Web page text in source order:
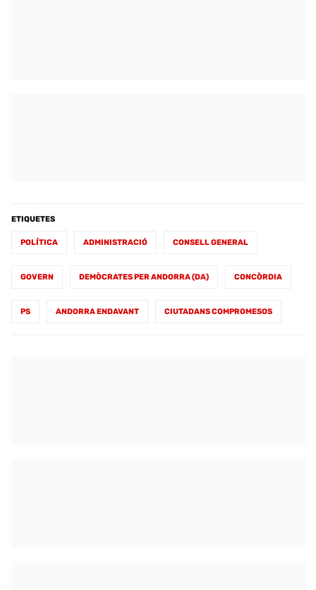
ETIQUETES
POLÍTICA ADMINISTRACIÓ CONSELL GENERAL
GOVERN DEMÒCRATES PER ANDORRA (DA) CONCÒRDIA
PS ANDORRA ENDAVANT CIUTADANS COMPROMESOS